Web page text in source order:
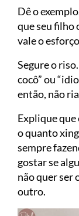
Dê o
que seu filho
vale o
Segure o
cocô” ou
então, não
Explique
o quanto
sempre
gostar se
não quer ser
outro.